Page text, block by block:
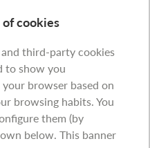
of cookies
and third-party cookies
to show you
browser based on
browsing habits. You
them (by
below. This banner